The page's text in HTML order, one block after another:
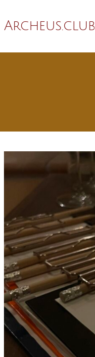
Archeus.club